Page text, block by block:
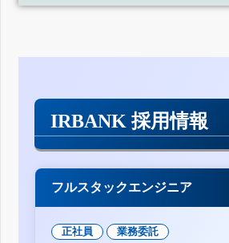
訂正四半期報告書-第139期第1四半期(
28年9月30日)
訂正四半期報告書-第138期第1四半期(平
28年6月30日)
訂正有価証券報告書-第137期(平成27年
訂正有価証券報告書-第136期(平成26年4
31日)
四半期報告書-第140期第3四半期(平成
四半期報告書-第140期第2四半期(平成30
IRBANK 採用情報
フルスタックエンジニア
正社員 業務委託